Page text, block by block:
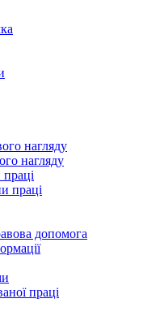
нагляду
нагляду
праці
допомога
праці